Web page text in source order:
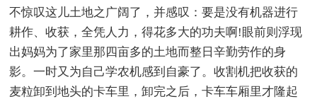
不惊叹这儿土地之广阔了，并感叹：要是没有机器进行
耕作、收获，全凭人力，得花多大的功夫啊!眼前则浮现
出妈妈为了家里那四亩多的土地而整日辛勤劳作的身
影。一时又为自己学农机感到自豪了。收割机把收获的
麦粒卸到地头的卡车里，卸完之后，卡车车厢里才隆起